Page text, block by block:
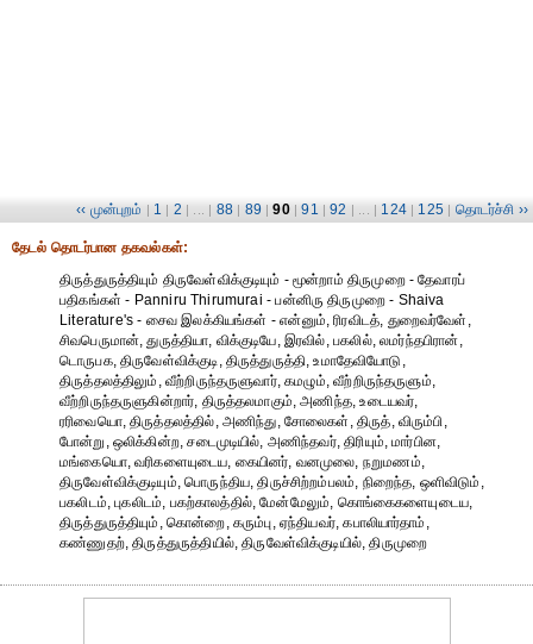
‹‹ முன்புறம் | 1 | 2 | ... | 88 | 89 | 90 | 91 | 92 | ... | 124 | 125 | தொடர்ச்சி ››
தேட‌ல் தொட‌ர்பான தகவ‌ல்க‌ள்:
திருத்துருத்தியும் திருவேள்விக்குடியும் - மூன்றாம் திருமுறை - தேவாரப்
பதிகங்கள் - Panniru Thirumurai - பன்னிரு திருமுறை - Shaiva
Literature's - சைவ இலக்கியங்கள் - என்னும், ரிரவிடத், துறைவர்வேள்,
சிவபெருமான், துருத்தியா, விக்குடியே, இரவில், பகலில், லமர்ந்தபிரான்,
டொருபக, திருவேள்விக்குடி, திருத்துருத்தி, உமாதேவியோடு,
திருத்தலத்திலும், வீற்றிருந்தருளுவார், கமழும், வீற்றிருந்தருளும்,
வீற்றிருந்தருளுகின்றார், திருத்தலமாகும், அணிந்த, உடையவர்,
ரரிவையொ, திருத்தலத்தில், அணிந்து, சோலைகள், திருத், விரும்பி,
போன்று, ஒலிக்கின்ற, சடைமுடியில், அணிந்தவர், திரியும், மார்பின,
மங்கையொ, வரிகளையுடைய, கையினர், வனமுலை, நறுமணம்,
திருவேள்விக்குடியும், பொருந்திய, திருச்சிற்றம்பலம், நிறைந்த, ஒளிவிடும்,
பகலிடம், புகலிடம், பகற்காலத்தில், மேன்மேலும், கொங்கைகளையுடைய,
திருத்துருத்தியும், கொன்றை, கரும்பு, ஏந்தியவர், கபாலியார்தாம்,
கண்ணுதற், திருத்துருத்தியில், திருவேள்விக்குடியில், திருமுறை